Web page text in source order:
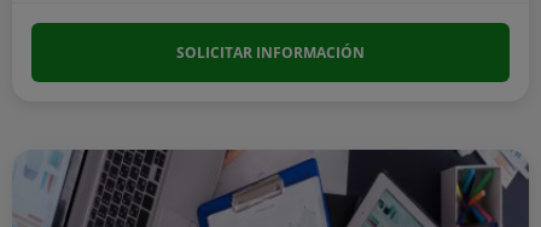
SOLICITAR INFORMACIÓN